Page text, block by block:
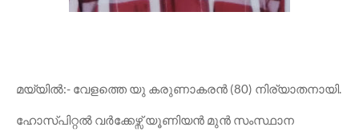
മയ്യിൽ:- വേളത്തെ യു കരുണാകരൻ (80) നിര്യാതനായി.
ഹോസ്പിറ്റൽ വർക്കേഴ്സ് യൂണിയൻ മുൻ സംസ്ഥാന